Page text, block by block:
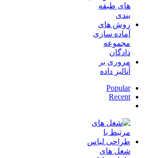
های طبقه‌
بندی
روش های
آماده سازی
مجموعه
دادگان
مروری بر
آنالیز داده
Popular
Recent
شغل های